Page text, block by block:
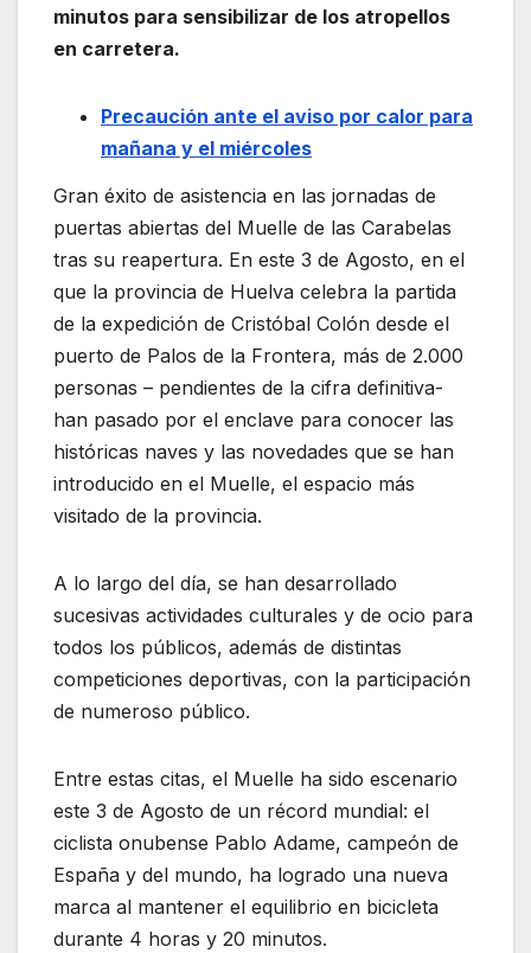
minutos para sensibilizar de los atropellos
en carretera.
Precaución ante el aviso por calor para
mañana y el miércoles
Gran éxito de asistencia en las jornadas de
puertas abiertas del Muelle de las Carabelas
tras su reapertura. En este 3 de Agosto, en el
que la provincia de Huelva celebra la partida
de la expedición de Cristóbal Colón desde el
puerto de Palos de la Frontera, más de 2.000
personas – pendientes de la cifra definitiva-
han pasado por el enclave para conocer las
históricas naves y las novedades que se han
introducido en el Muelle, el espacio más
visitado de la provincia.
A lo largo del día, se han desarrollado
sucesivas actividades culturales y de ocio para
todos los públicos, además de distintas
competiciones deportivas, con la participación
de numeroso público.
Entre estas citas, el Muelle ha sido escenario
este 3 de Agosto de un récord mundial: el
ciclista onubense Pablo Adame, campeón de
España y del mundo, ha logrado una nueva
marca al mantener el equilibrio en bicicleta
durante 4 horas y 20 minutos.